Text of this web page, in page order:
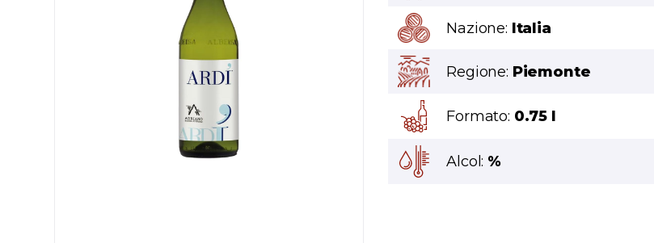
Nazione: Italia
Regione: Piemonte
Formato: 0.75 l
Alcol: %